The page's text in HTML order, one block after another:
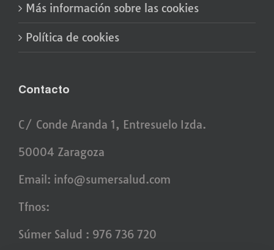
Más información sobre las cookies
Política de cookies
Contacto
C/ Conde Aranda 1, Entresuelo Izda.
50004 Zaragoza
Email: info@sumersalud.com
Tfnos:
Súmer Salud : 976 736 720